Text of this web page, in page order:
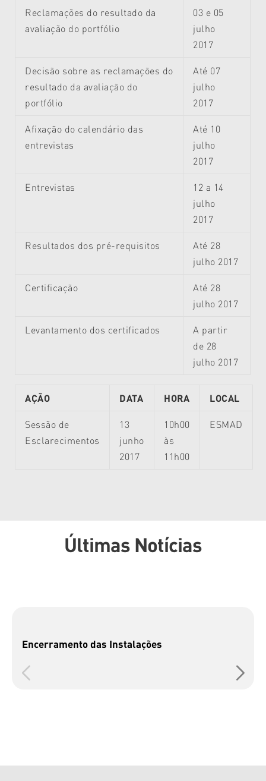
Reclamações do resultado da
avaliação do portfólio
03 e 05
julho
2017
Decisão sobre as reclamações do
resultado da avaliação do
portfólio
Até 07
julho
2017
Afixação do calendário das
entrevistas
Até 10
julho
2017
Entrevistas
12 a 14
julho
2017
Resultados dos pré-requisitos
Até 28
julho 2017
Certificação
Até 28
julho 2017
Levantamento dos certificados
A partir
de 28
julho 2017
AÇÃO DATA HORA LOCAL
Sessão de
Esclarecimentos
13
junho
2017
10h00
às
11h00
ESMAD
Últimas Notícias
Encerramento das Instalações